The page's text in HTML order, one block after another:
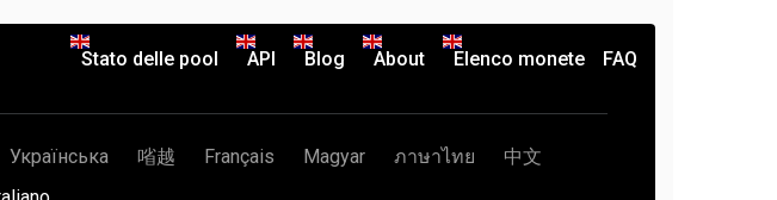
Stato delle pool API Blog About Elenco monete FAQ
Українська 㗂越 Français Magyar ภาษาไทย
中文